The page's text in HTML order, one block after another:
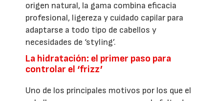
origen natural, la gama combina eficacia
profesional, ligereza y cuidado capilar para
adaptarse a todo tipo de cabellos y
necesidades de ‘styling’.
La hidratación: el primer paso para
controlar el ‘frizz’
Uno de los principales motivos por los que el